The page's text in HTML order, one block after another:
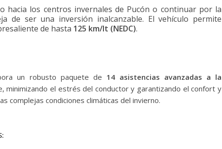
hacia los centros invernales de Pucón o continuar por la
de ser una inversión inalcanzable. El vehículo permite
de hasta 125 km/lt (NEDC).
un robusto paquete de 14 asistencias avanzadas a la
minimizando el estrés del conductor y garantizando el confort y
complejas condiciones climáticas del invierno.